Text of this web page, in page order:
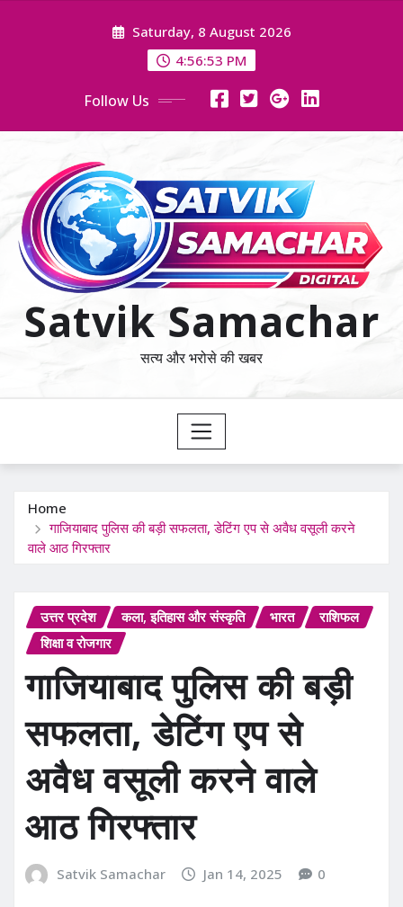
Saturday, 8 August 2026
4:56:54 PM
Follow Us
Satvik Samachar
सत्य और भरोसे की खबर
Home
गाजियाबाद पुलिस की बड़ी सफलता, डेटिंग एप से अवैध वसूली करने
वाले आठ गिरफ्तार
उत्तर प्रदेश कला, इतिहास और संस्कृति भारत
राशिफल
शिक्षा व रोजगार
गाजियाबाद पुलिस की बड़ी
सफलता, डेटिंग एप से
अवैध वसूली करने वाले
आठ गिरफ्तार
Satvik Samachar Jan 14, 2025 0